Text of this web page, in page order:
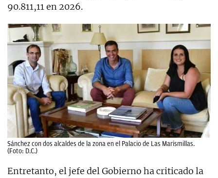
90.811,11 en 2026.
Sánchez con dos alcaldes de la zona en el Palacio de Las Marismillas.
(Foto: D.C.)
Entretanto, el jefe del Gobierno ha criticado la